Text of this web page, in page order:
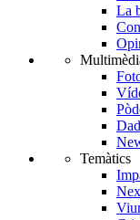
La
Temàtics